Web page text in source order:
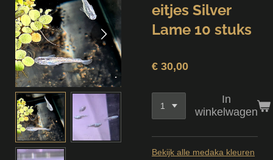
eitjes Silver
Lame 10 stuks
€ 30,00
In
winkelwagen
Bekijk alle medaka kleuren